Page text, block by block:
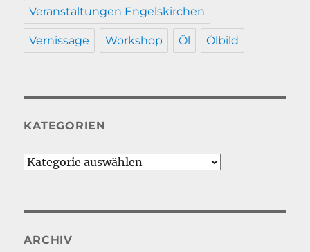
Veranstaltungen Engelskirchen
Vernissage Workshop Öl Ölbild
KATEGORIEN
Kategorien
ARCHIV